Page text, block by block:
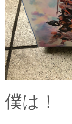
僕は！